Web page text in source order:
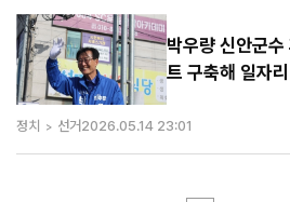
박우량 신안군
트 구축해 일자
정치 선거 2026.05.14 23:01